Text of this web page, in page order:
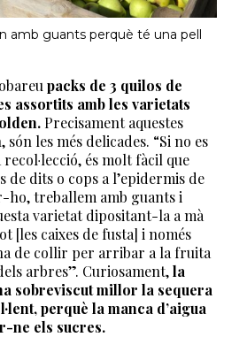
amb guants perquè té una pell
packs de 3 quilos de
assortits amb les varietats
Precisament aquestes
les més delicades. “Si no es
és molt fàcil que
de dits o cops a l’epidermis de
ho, treballem amb guants i
varietat dipositant-la a mà
[les caixes de fusta] i només
de collir per arribar a la fruita
arbres”. Curiosament,la
sobreviscut millor la sequera
perquè la manca d’aigua
ne els sucres.